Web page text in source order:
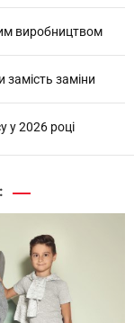
виробництвом
заміни
у 2026 році